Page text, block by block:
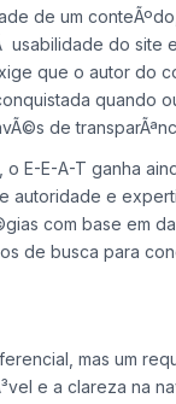
de um
do site
que o autor do
quando
de
E-E-A-T ganha
autoridade e
com base em
de busca para
mas um